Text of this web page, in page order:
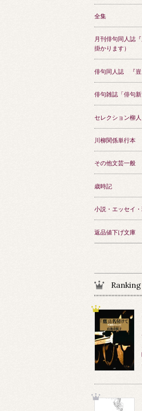
全集
月刊俳句同人誌
掛かります）
俳句同人誌 『
俳句雑誌「俳句
セレクション柳人
川柳関係単行本
その他文芸一般
歳時記
小説・エッセイ
返品値下げ文庫
Ranking